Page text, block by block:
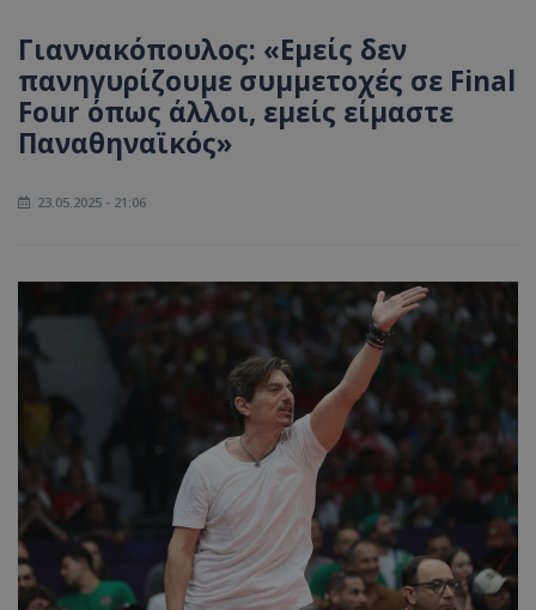
Γιαννακόπουλος: «Εμείς δεν
πανηγυρίζουμε συμμετοχές σε Final
Four όπως άλλοι, εμείς είμαστε
Παναθηναϊκός»
23.05.2025 - 21:06